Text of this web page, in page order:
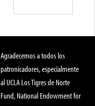
Agradecemos a todos los
patronicadores, especialmente
al UCLA Los Tigres de Norte
Fund, National Endowment for